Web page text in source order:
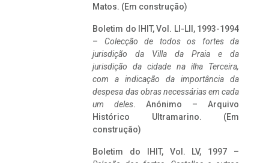
Matos. (Em construção)
Boletim do IHIT, Vol. LI-LII, 1993-1994
– Colecção de todos os fortes da
jurisdição da Villa da Praia e da
jurisdição da cidade na ilha Terceira,
com a indicação da importância da
despesa das obras necessárias em cada
um deles. Anónimo – Arquivo
Histórico Ultramarino. (Em
construção)
Boletim do IHIT, Vol. LV, 1997 –